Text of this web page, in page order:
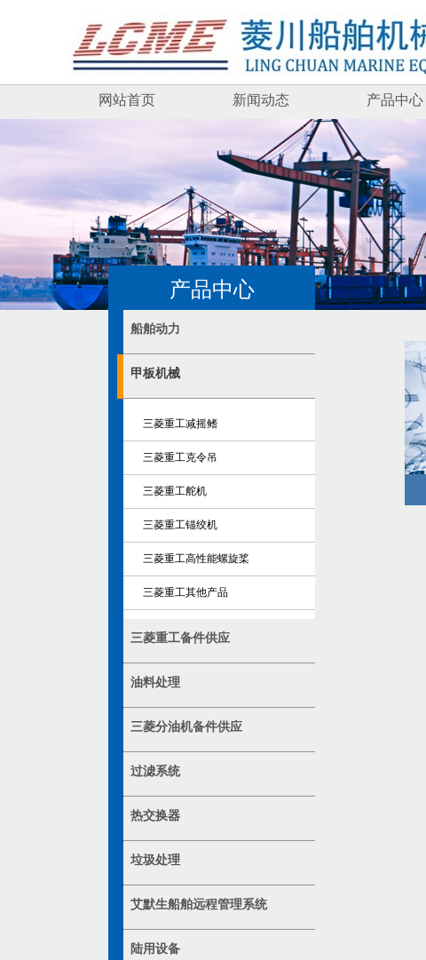
网站首页 新闻动态 产品中心
产品中心
船舶动力
甲板机械
三菱重工减摇鳍
三菱重工克令吊
三菱重工舵机
三菱重工锚绞机
三菱重工高性能螺旋桨
三菱重工其他产品
三菱重工备件供应
油料处理
三菱分油机备件供应
过滤系统
热交换器
垃圾处理
艾默生船舶远程管理系统
陆用设备